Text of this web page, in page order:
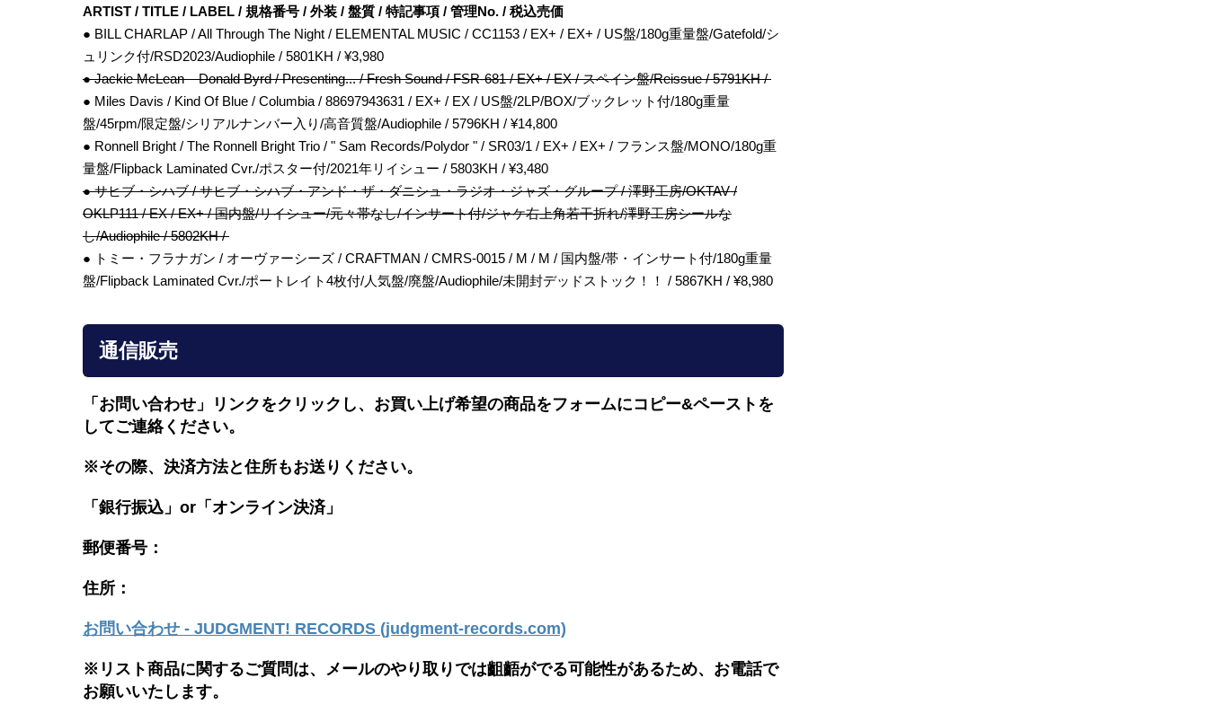
ARTIST / TITLE / LABEL / 規格番号 / 外装 / 盤質 / 特記事項 / 管理No. / 税込売価
● BILL CHARLAP / All Through The Night / ELEMENTAL MUSIC / CC1153 / EX+ / EX+ / US盤/180g重量盤/Gatefold/シ
ュリンク付/RSD2023/Audiophile / 5801KH / ¥3,980
● Jackie McLean – Donald Byrd / Presenting... / Fresh Sound / FSR-681 / EX+ / EX / スペイン盤/Reissue / 5791KH /
● Miles Davis / Kind Of Blue / Columbia / 88697943631 / EX+ / EX / US盤/2LP/BOX/ブックレット付/180g重量
盤/45rpm/限定盤/シリアルナンバー入り/高音質盤/Audiophile / 5796KH / ¥14,800
● Ronnell Bright / The Ronnell Bright Trio / " Sam Records/Polydor " / SR03/1 / EX+ / EX+ / フランス盤/MONO/180g重
量盤/Flipback Laminated Cvr./ポスター付/2021年リイシュー / 5803KH / ¥3,480
● サヒブ・シハブ / サヒブ・シハブ・アンド・ザ・ダニシュ・ラジオ・ジャズ・グループ / 澤野工房/OKTAV /
OKLP111 / EX / EX+ / 国内盤/リイシュー/元々帯なし/インサート付/ジャケ右上角若干折れ/澤野工房シールな
し/Audiophile / 5802KH /
● トミー・フラナガン / オーヴァーシーズ / CRAFTMAN / CMRS-0015 / M / M / 国内盤/帯・インサート付/180g重量
盤/Flipback Laminated Cvr./ポートレイト4枚付/人気盤/廃盤/Audiophile/未開封デッドストック！！ / 5867KH / ¥8,980
通信販売
「お問い合わせ」リンクをクリックし、 お買い上げ希望の商品をフォームにコピー&ペーストを
してご連絡ください。
※その際、決済方法と住所もお送りください。
「銀行振込」or「 オンライン決済」
郵便番号：
住所：
お問い合わせ - JUDGMENT! RECORDS (judgment-records.com)
※リスト商品に関するご質問は、メールのやり取りでは齟齬がでる可能性があるため、お電話で
お願いいたします。